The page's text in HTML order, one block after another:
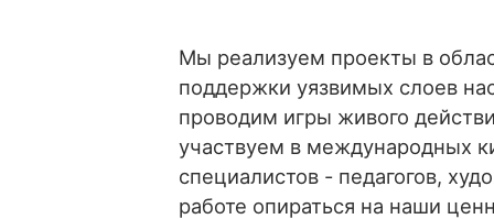
Мы реализуем проекты в
поддержки уязвимых слоев
проводим игры живого
участвуем в международных
специалистов - педагогов,
работе опираться на наши